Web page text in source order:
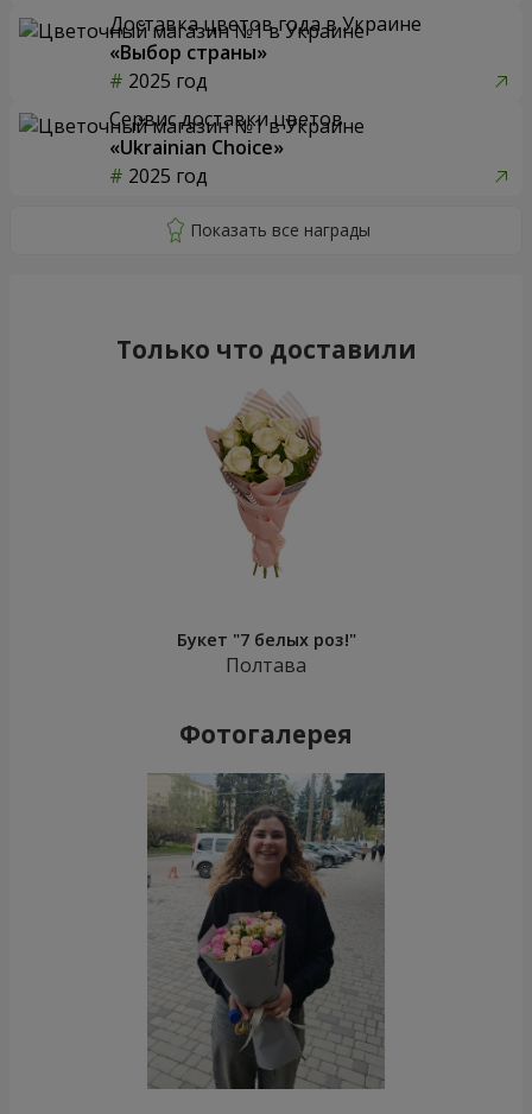
Доставка цветов года в Украине
«Выбор страны»
2025 год
Сервис доставки цветов
«Ukrainian Choice»
2025 год
Только что доставили
Букет "7 белых роз!"
Полтава
Фотогалерея